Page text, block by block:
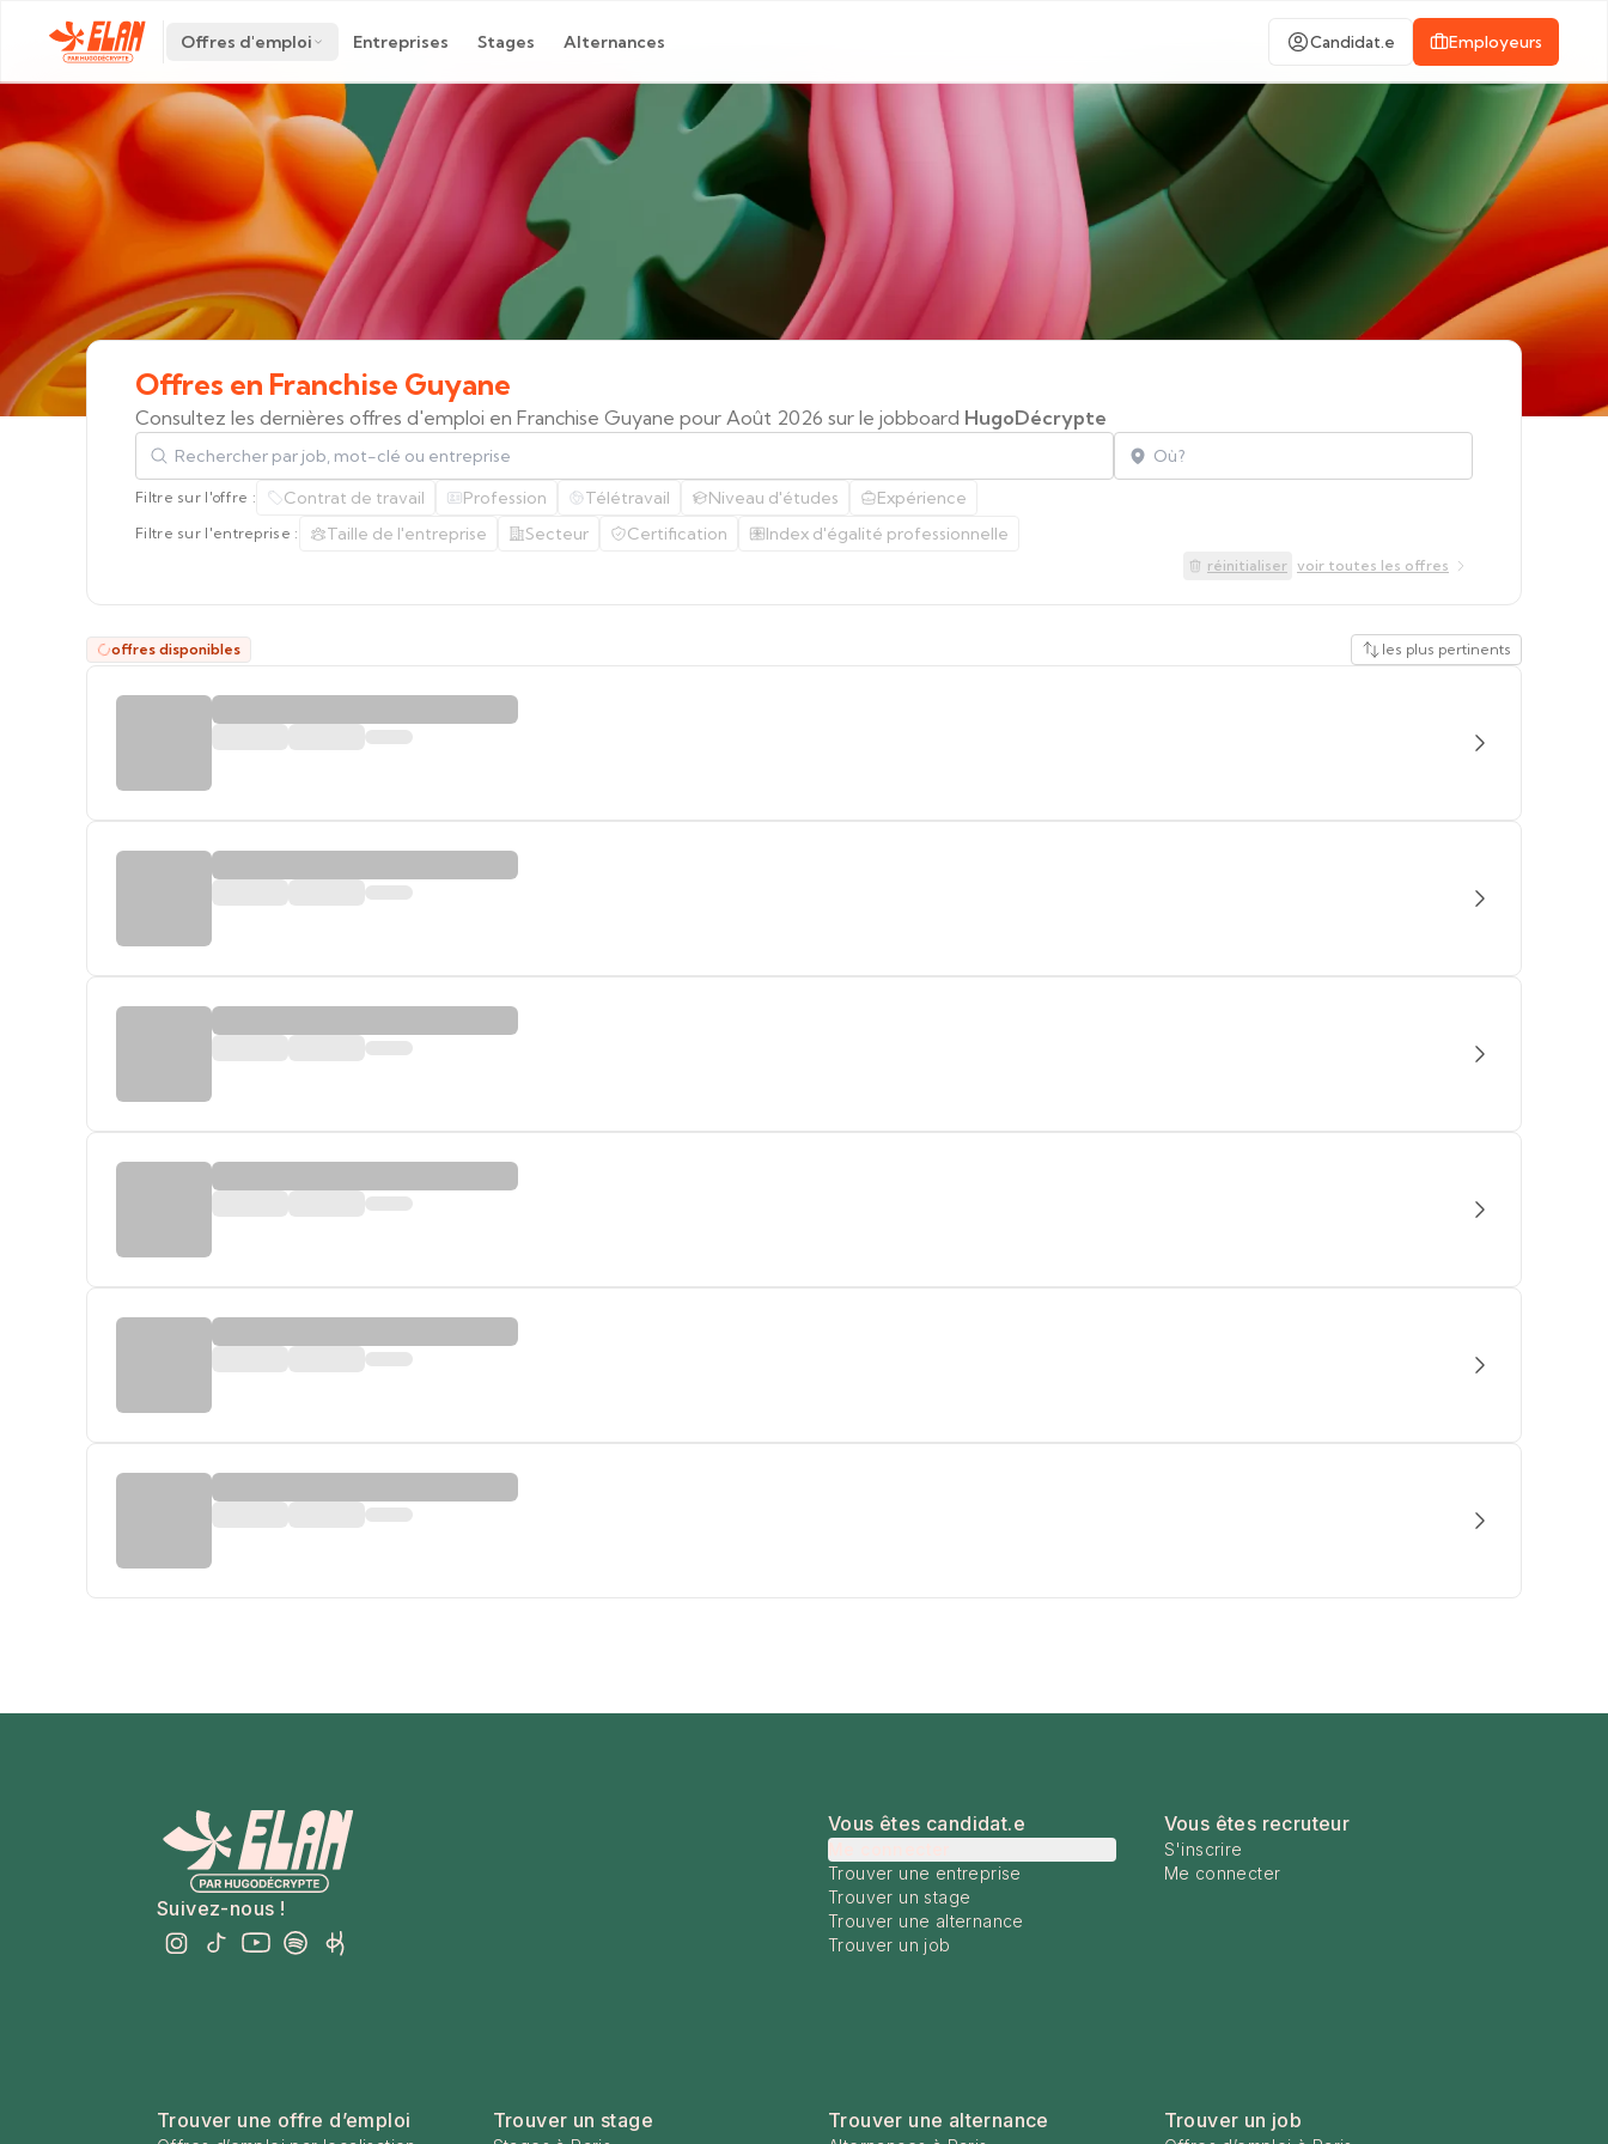
Offres d'emploi Entreprises Stages Alternances Candidat.e Employeurs
Offres en Franchise Guyane
Consultez les dernières offres d'emploi en Franchise Guyane pour Août 2026 sur le jobboard HugoDécrypte
Rechercher par job, mot-clé ou entreprise Localisation
Filtre sur l'offre : Contrat de travail Profession Télétravail Niveau d'études Expérience
Filtre sur l'entreprise : Taille de l'entreprise Secteur Certification Index d'égalité professionnelle
réinitialiser voir toutes les offres
offres disponibles les plus pertinents
Suivez-nous !
Vous êtes candidat.e
Trouver une entreprise
Trouver un stage
Trouver une alternance
Trouver un job
Vous êtes recruteur
S'inscrire
Me connecter
Trouver une offre d’emploi Trouver un stage Trouver une alternance Trouver un job